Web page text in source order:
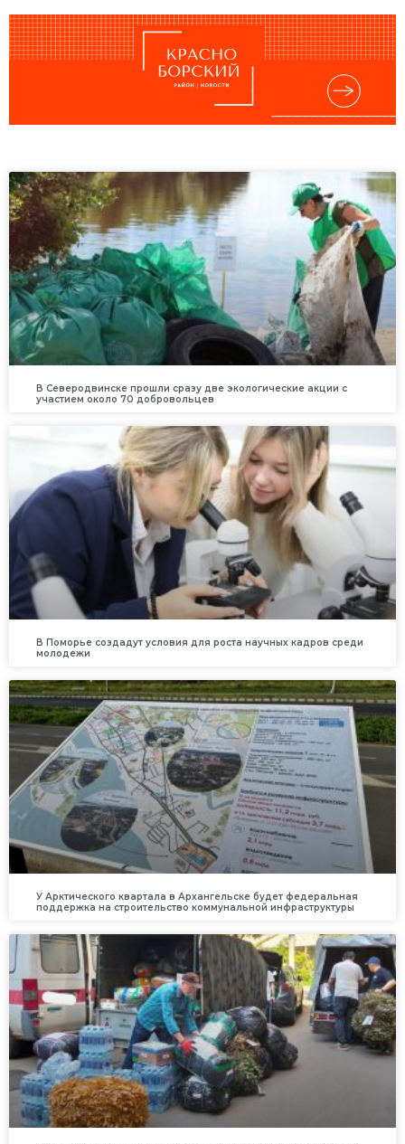
В Северодвинске прошли сразу две экологические акции с
участием около 70 добровольцев
В Поморье создадут условия для роста научных кадров среди
молодежи
У Арктического квартала в Архангельске будет федеральная
поддержка на строительство коммунальной инфраструктуры